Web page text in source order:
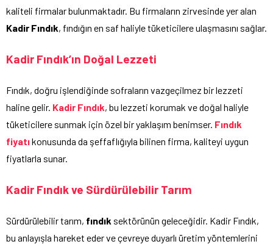
kaliteli firmalar bulunmaktadır. Bu firmaların zirvesinde yer alan
Kadir Fındık, fındığın en saf haliyle tüketicilere ulaşmasını sağlar.
Kadir Fındık’ın Doğal Lezzeti
Fındık, doğru işlendiğinde sofraların vazgeçilmez bir lezzeti
haline gelir. Kadir Fındık, bu lezzeti korumak ve doğal haliyle
tüketicilere sunmak için özel bir yaklaşım benimser. Fındık
fiyatıkonusunda da şeffaflığıyla bilinen firma, kaliteyi uygun
fiyatlarla sunar.
Kadir Fındık ve Sürdürülebilir Tarım
Sürdürülebilir tarım, fındık sektörünün geleceğidir. Kadir Fındık,
bu anlayışla hareket eder ve çevreye duyarlı üretim yöntemlerini